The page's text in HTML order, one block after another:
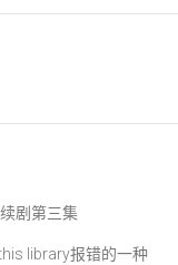
剧第三集
library报错的一种